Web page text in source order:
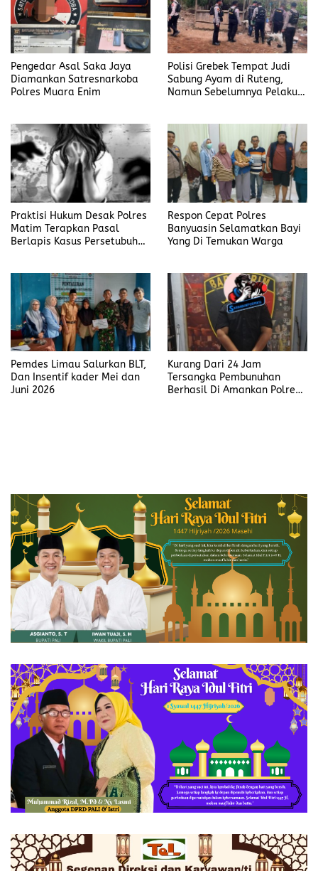
Pengedar Asal Saka Jaya
Diamankan Satresnarkoba
Polres Muara Enim
Polisi Grebek Tempat Judi
Sabung Ayam di Ruteng,
Namun Sebelumnya Pelaku
Praktisi Hukum Desak Polres
Matim Terapkan Pasal
Berlapis Kasus Persetubuhan
Respon Cepat Polres
Banyuasin Selamatkan Bayi
Yang Di Temukan Warga
Pemdes Limau Salurkan BLT,
Dan Insentif kader Mei dan
Juni 2026
Kurang Dari 24 Jam
Tersangka Pembunuhan
Berhasil Di Amankan Polres